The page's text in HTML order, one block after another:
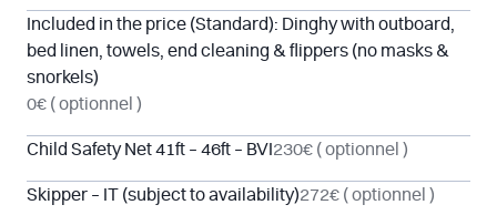
Included in the price (Standard): Dinghy with outboard,
bed linen, towels, end cleaning & flippers (no masks &
snorkels)
0€ ( optionnel )
Child Safety Net 41ft – 46ft – BVI 230€ ( optionnel )
Skipper – IT (subject to availability)272€ ( optionnel )